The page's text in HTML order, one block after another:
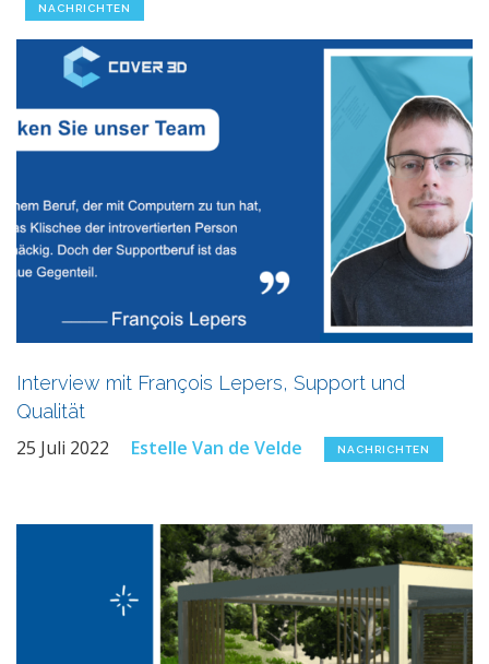
NACHRICHTEN
Interview mit François Lepers, Support und
Qualität
25 Juli 2022 Estelle Van de Velde NACHRICHTEN